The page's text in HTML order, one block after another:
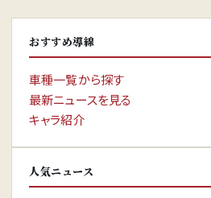
おすすめ導線
車種一覧から探す
最新ニュースを見る
キャラ紹介
人気ニュース
※画像はイ